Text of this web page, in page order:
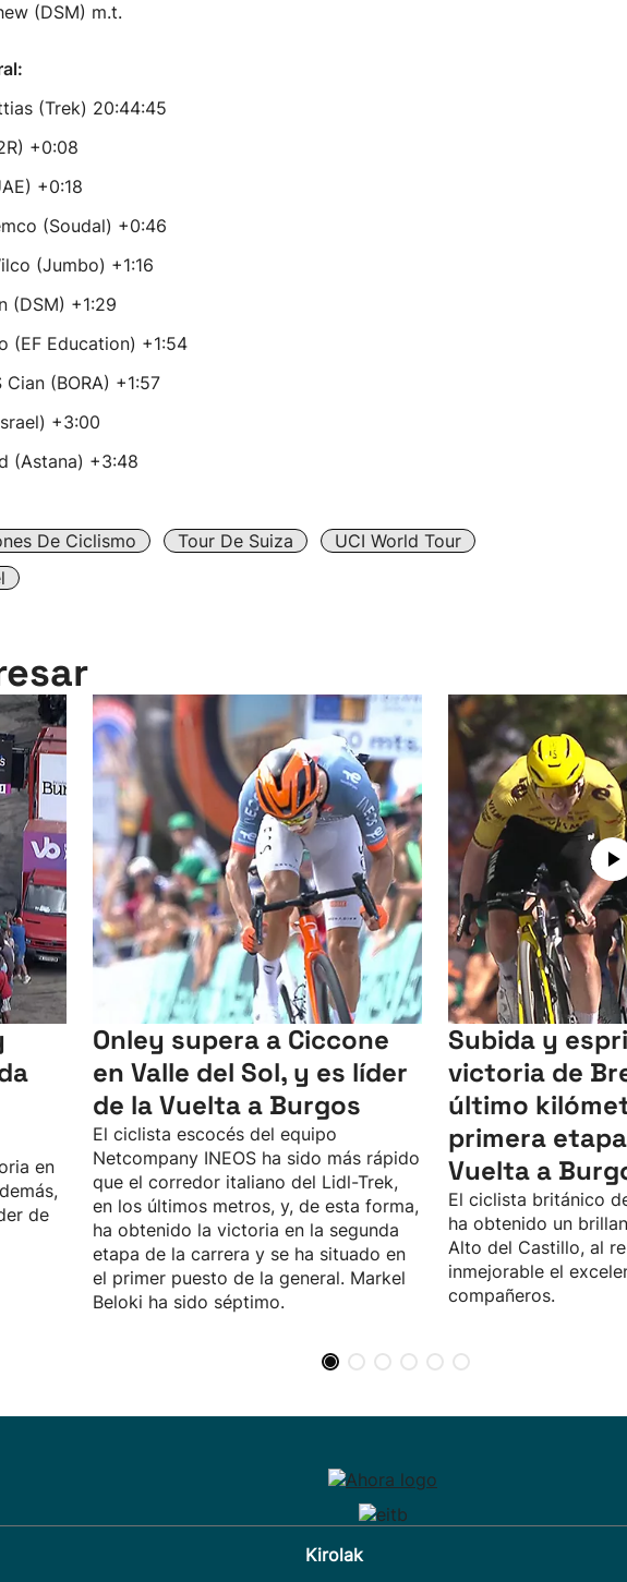
(DSM) m.t.
(Trek) 20:44:45
+0:08
+0:18
(Soudal) +0:46
(Jumbo) +1:16
(DSM) +1:29
(EF Education) +1:54
Cian (BORA) +1:57
+3:00
(Astana) +3:48
De Ciclismo Tour De Suiza
UCI World Tour
en
de
Onley supera a Ciccone
en Valle del Sol, y es líder
de la Vuelta a Burgos
El ciclista escocés del equipo
Netcompany INEOS ha sido más rápido
que el corredor italiano del Lidl-Trek,
en los últimos metros, y, de esta forma,
ha obtenido la victoria en la segunda
etapa de la carrera y se ha situado en
el primer puesto de la general. Markel
Beloki ha sido séptimo.
Subida y
victoria de
último
primera
Vuelta a
El ciclista británico
ha obtenido un
Alto del Castillo, al
inmejorable el
compañeros.
Kirolak